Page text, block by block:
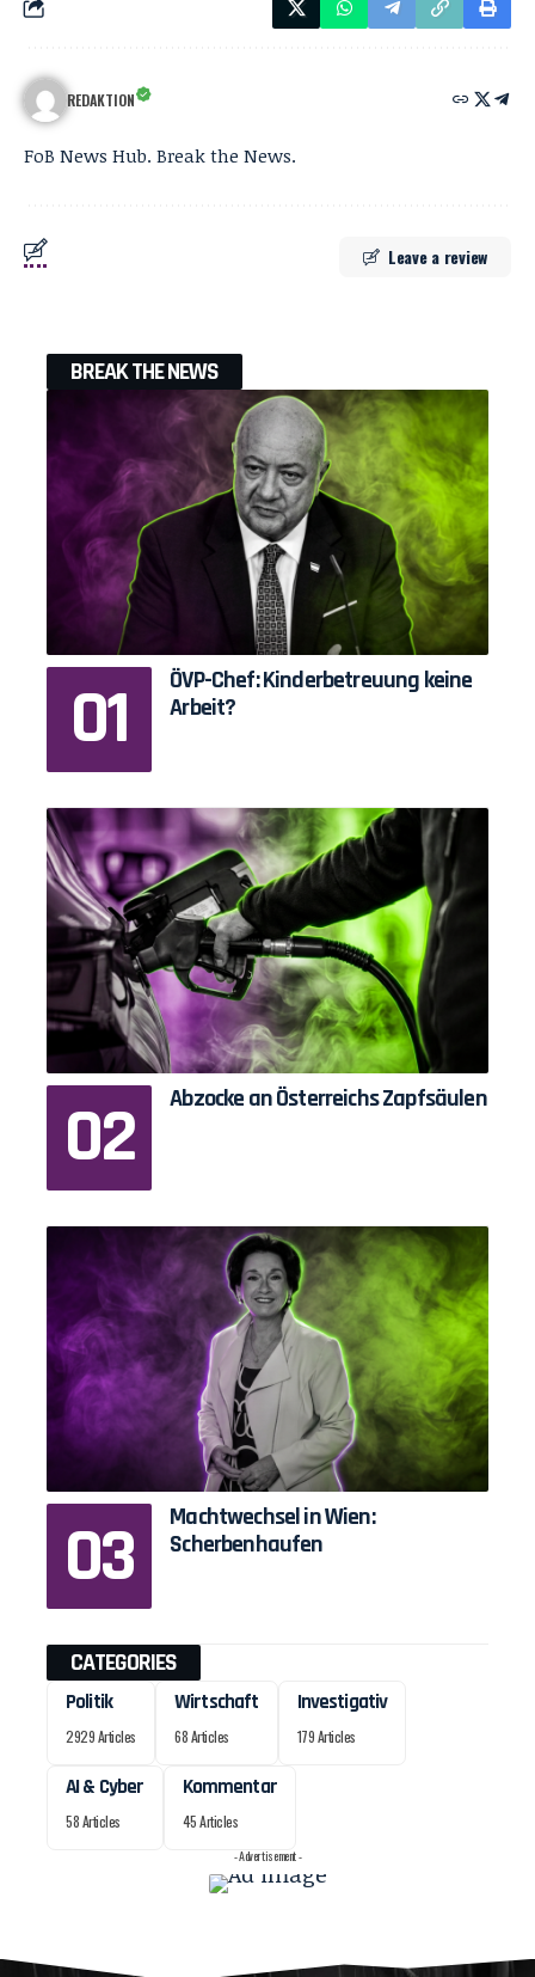
REDAKTION
FoB News Hub. Break the News.
Leave a review
BREAK THE NEWS
ÖVP-Chef: Kinderbetreuung keine
Arbeit?
Abzocke an Österreichs Zapfsäulen
Machtwechsel in Wien:
Scherbenhaufen
CATEGORIES
Politik
2929 Articles
Wirtschaft
68 Articles
Investigativ
179 Articles
AI & Cyber
58 Articles
Kommentar
45 Articles
- Advertisement -